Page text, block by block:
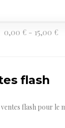
0,00 € - 15,00 €
flash
flash pour le